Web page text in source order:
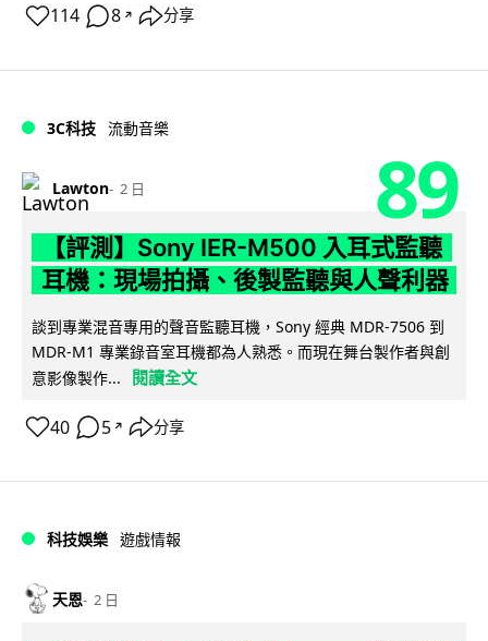
114 8 ↗ 分享
3C科技 流動音樂
Lawton 2 日 89
【評測】Sony IER-M500 入耳式監聽
耳機：現場拍攝、後製監聽與人聲利器
談到專業混音專用的聲音監聽耳機，Sony 經典 MDR-7506 到
MDR-M1 專業錄音室耳機都為人熟悉。而現在舞台製作者與創
意影像製作...
閱讀全文
40 5 ↗ 分享
科技娛樂 遊戲情報
天恩 2 日